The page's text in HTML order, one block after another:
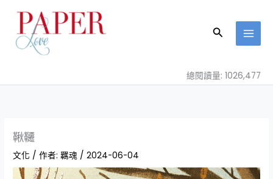
容
搜
總閱讀量: 1026,477
鞦韆
文化 / 作者:羈魂 /2024-06-04